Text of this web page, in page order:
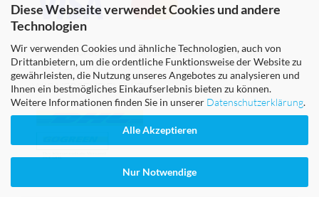
Diese Webseite verwendet Cookies und andere
Technologien
Wir verwenden Cookies und ähnliche Technologien, auch von
Drittanbietern, um die ordentliche Funktionsweise der Website zu
gewährleisten, die Nutzung unseres Angebotes zu analysieren und
Ihnen ein bestmögliches Einkaufserlebnis bieten zu können.
Weitere Informationen finden Sie in unserer Datenschutzerklärung.
Alle Akzeptieren
Nur Notwendige
Option: Kauf auf Rechnung, zahlen später 30 Tage über
unsere Zahlungsanbieter PayPal und Klarna möglich!
WIR VERSENDEN MIT